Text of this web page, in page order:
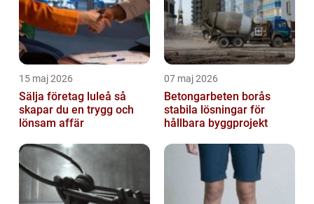
15 maj 2026
Sälja företag luleå så
skapar du en trygg och
lönsam affär
07 maj 2026
Betongarbeten borås
stabila lösningar för
hållbara byggprojekt